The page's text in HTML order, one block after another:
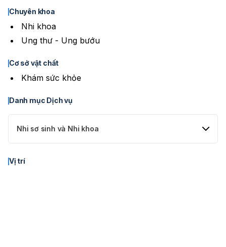
Chuyên khoa
Nhi khoa
Ung thư - Ung bướu
Cơ sở vật chất
Khám sức khỏe
Danh mục Dịch vụ
Nhi sơ sinh và Nhi khoa
Dịch vụ thăm khám từ xa (Telemedicine)
Vị trí